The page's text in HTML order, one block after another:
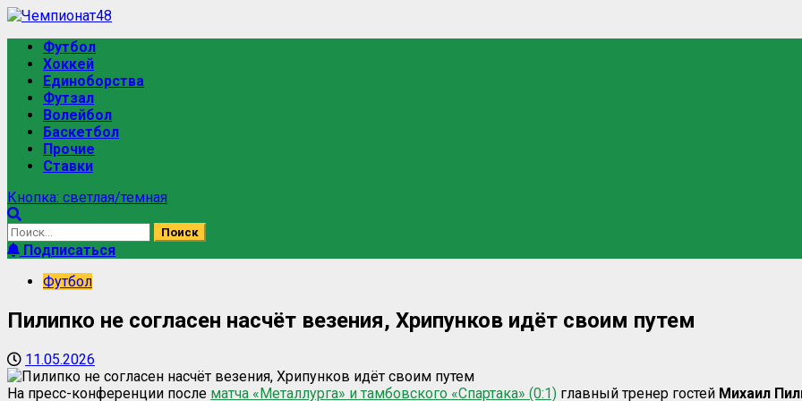
Футбол
Хоккей
Единоборства
Футзал
Волейбол
Баскетбол
Прочие
Ставки
Кнопка: светлая/темная
Подписаться
Футбол
Пилипко не согласен насчёт везения, Хрипунков идёт своим путем
11.05.2026
На пресс-конференции после матча «Металлурга» и тамбовского «Спартака» (0:1) главный тренер гостей Михаил